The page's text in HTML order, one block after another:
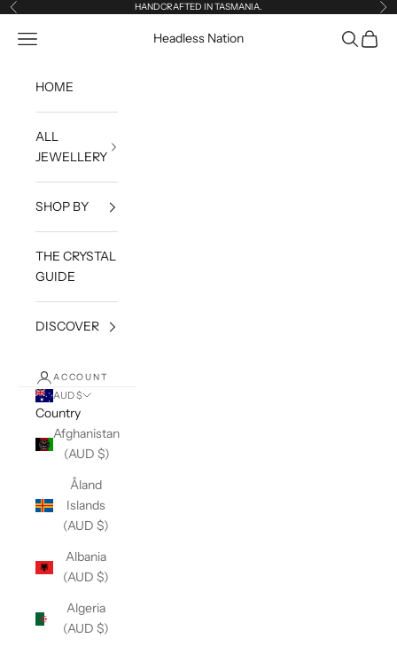
Skip to content
Previous HANDCRAFTED IN TASMANIA.
Headless Nation
Open navigation menu OpenOpen
HOME
ALL
JEWELLERY
SHOP BY
THE CRYSTAL
GUIDE
DISCOVER
ACCOUNT
AUD $
Country
Afghanistan
(AUD $)
Åland
Islands
(AUD $)
Albania
(AUD $)
Algeria
(AUD $)